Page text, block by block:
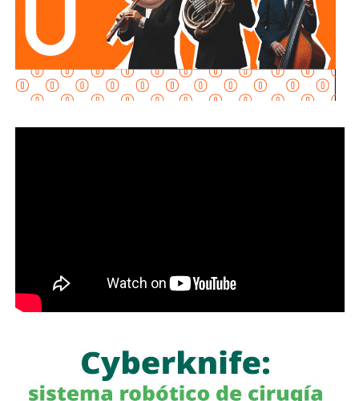
José María Mercado, colonia Insurgentes
personal de la corporación retiró basura acumulada en las
bocas de tormenta para permitir el desfogue del agua, lo
que redujo el nivel del encharcamiento en la zona.
en distintos sectores de la capital potosina y mantiene
recorridos permanentes de supervisión para evaluar
afectaciones, aunque no precisó el número de viviendas o
Dirección Municipal de Protección Civilpidió a la
población mantenerse informada a través de los canales